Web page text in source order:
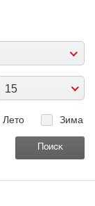
15
Лето Зима